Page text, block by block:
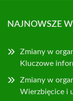
NAJNOWSZE
Zmiany w
Kluczowe
Zmiany w
Wierzbięcice i